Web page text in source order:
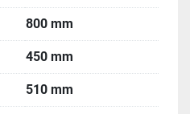
800 mm
450 mm
510 mm